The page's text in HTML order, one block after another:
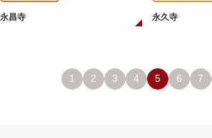
永昌寺 永久寺
1 2 3 4 5 6 7